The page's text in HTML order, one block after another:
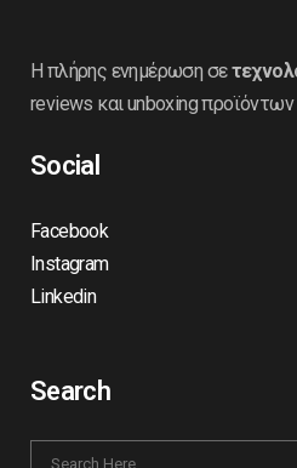
Η πλήρης ενημέρωση σε
reviews και unboxing προϊόντων
Social
Facebook
Instagram
Linkedin
Search